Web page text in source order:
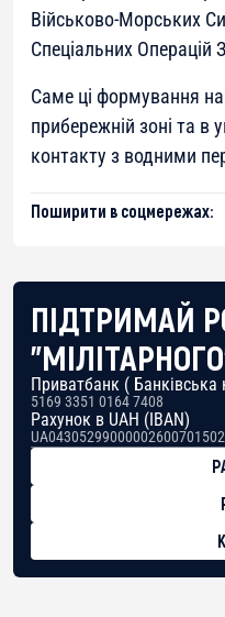
Військово-Морських
Спеціальних Операцій
Саме ці формування
прибережній зоні та в
контакту з водними
Поширити в соцмережах:
ПІДТРИМАЙ
Приватбанк ( Банківська
5169 3351 0164 7408
Рахунок в UAH (IBAN)